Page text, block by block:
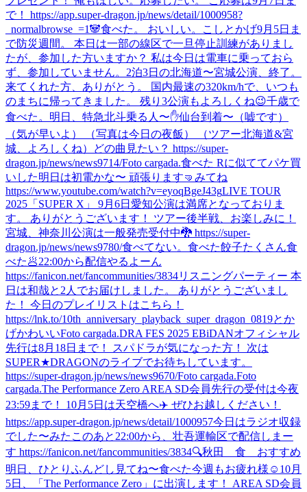
で！ https://app.super-dragon.jp/news/detail/1000958?
_normalbrowse_=1🐼食べた。 おいしい。 こしとかげ9月5日ま
で防災週間。 本日は一部の線区で一旦停止訓練がありまし
たが、参加した方いますか？ 私は今日は電車に乗っておら
ず、参加していません。 2泊3日の北海道〜宮城公演、終了。
来てくれた方、ありがとう。 国内最速の320km/hで、いつも
のまちに帰ってきました。 残り3公演もよろしくね😉千歳で
食べた。 明日、特急北斗乗る人〜✋仙台到着〜（嘘です）
（気が早いよ） （写真は今日の夜飯） （ツアー北海道&宮
城、よろしくね）
どの曲見たい？ https://super-
dragon.jp/news/news9714/Foto cargada.食べた Rに似ててパケ買
いした明日は初電かな〜 頑張ります🤜 みてね
https://www.youtube.com/watch?v=eyoqBgeJ43gLIVE TOUR
2025「SUPER X」 9月6日愛知公演は満席となっておりま
す。 ありがとうございます！ ツアー後半戦、お楽しみに！
宮城、神奈川公演は一般発売受付中🐉 https://super-
dragon.jp/news/news9780/食べてない。 食べた餃子たくさん食
べた🥟22:00から配信やるよーん
https://fanicon.net/fancommunities/3834リスニングパーティー 本
日は和哉と2人でお届けしました。 ありがとうございまし
た！ 今日のプレイリストはこちら！
https://lnk.to/10th_anniversary_playback_super_dragon_0819とか
げかわいいFoto cargada.DRA FES 2025 EBiDANオフィシャル
先行は8月18日まで！ スパドラが気になった方！ 次は
SUPER★DRAGONのライブでお待ちしています。
https://super-dragon.jp/news/news9670/Foto cargada.Foto
cargada.The Performance Zero AREA SD会員先行の受付は今夜
23:59まで！ 10月5日は天空橋へ✈️ ぜひお越しください！
https://app.super-dragon.jp/news/detail/1000957今日はラジオ収録
でした〜みた このあと22:00から、壮吾運輸区で配信しまー
す https://fanicon.net/fancommunities/3834🔍秋田 食 おすすめ
明日、ひとりふんどし見てね〜食べた今週もお疲れ様☺️ 10月
5日、「The Performance Zero」に出演します！ AREA SD会員